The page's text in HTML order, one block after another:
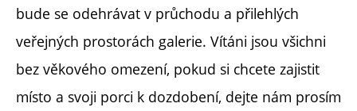
bude se odehrávat v průchodu a přilehlých
veřejných prostorách galerie. Vítáni jsou všichni
bez věkového omezení, pokud si chcete zajistit
místo a svoji porci k dozdobení, dejte nám prosím